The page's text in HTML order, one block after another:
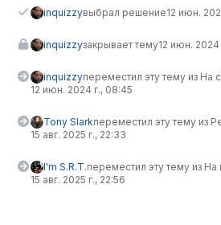
inquizzyвыбрал решение12 июн.
inquizzyзакрывает тему12 июн. 2024
inquizzyпереместил эту тему из На
12 июн. 2024 г., 08:45
Tony Slarkпереместил эту тему из
15 авг. 2025 г., 22:33
I'm S.R.T.переместил эту тему из
15 авг. 2025 г., 22:56